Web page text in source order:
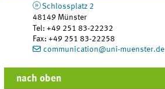
Schlossplatz 2
48149 Münster
Tel:+49 251 83-22232
Fax:+49 251 83-22258
communication@uni-muenster.de
nach oben